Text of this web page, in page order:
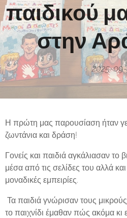
παιδικού
στην
2025-
Η πρώτη μας παρουσίαση ήταν
ζωντάνια και δράση!
Γονείς και παιδιά αγκάλιασαν το
μέσα από τις σελίδες του αλλά
μοναδικές εμπειρίες.
Τα παιδιά γνώρισαν τους
το παιχνίδι έμαθαν πώς ακόμα κι